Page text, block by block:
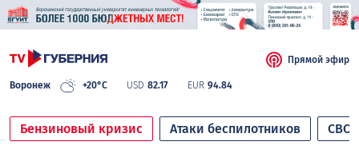
Воронеж +20°C USD 82.17 EUR 94.84
Прямой эфир
Бензиновый кризис Атаки беспилотников СВО